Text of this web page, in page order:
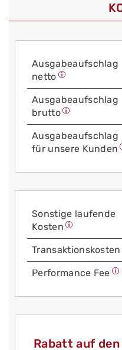
Aus­gabe­auf­schlag
netto
Aus­gabe­auf­schlag
brutto
Aus­gabe­auf­schlag
für unsere Kunden
Sonstige laufende
Kosten
Trans­aktions­kosten
Performance Fee
Rabatt auf